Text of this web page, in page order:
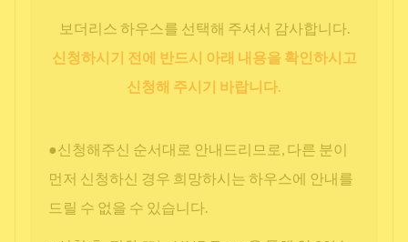
보더리스 하우스를 선택해 주셔서 감사합니다.
신청하시기 전에 반드시 아래 내용을 확인하시고
신청해 주시기 바랍니다.
●신청해주신 순서대로 안내드리므로, 다른 분이
먼저 신청하신 경우 희망하시는 하우스에 안내를
드릴 수 없을 수 있습니다.